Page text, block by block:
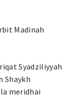
Madinah
Syadziliyyah
Shaykh
meridhai